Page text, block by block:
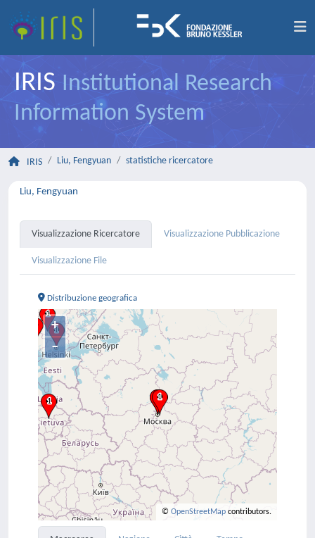
IRIS Institutional Research
Information System
IRIS Liu, Fengyuan statistiche ricercatore
Liu, Fengyuan
Visualizzazione Ricercatore Visualizzazione Pubblicazione
Visualizzazione File
Distribuzione geografica
+
–
© OpenStreetMap contributors.